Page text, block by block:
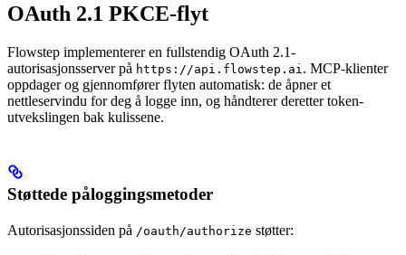
OAuth 2.1 PKCE-flyt
Flowstep implementerer en fullstendig OAuth 2.1-
autorisasjonsserver på https://api.flowstep.ai . MCP-klienter
oppdager og gjennomfører flyten automatisk: de åpner et
nettleservindu for deg å logge inn, og håndterer deretter token-
utvekslingen bak kulissene.
Støttede påloggingsmetoder
Autorisasjonssiden på /oauth/authorize støtter: